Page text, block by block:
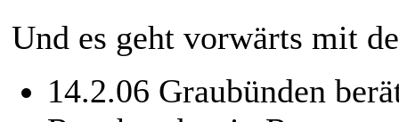
Und es geht vorwärts mit
14.2.06 Graubünden